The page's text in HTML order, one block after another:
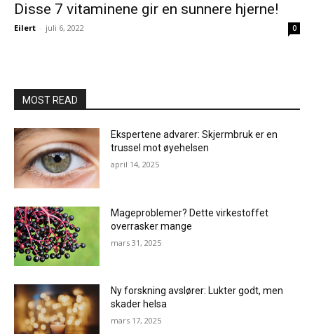
Disse 7 vitaminene gir en sunnere hjerne!
Eilert - juli 6, 2022 0
MOST READ
Ekspertene advarer: Skjermbruk er en
trussel mot øyehelsen
april 14, 2025
Mageproblemer? Dette virkestoffet
overrasker mange
mars 31, 2025
Ny forskning avslører: Lukter godt, men
skader helsa
mars 17, 2025